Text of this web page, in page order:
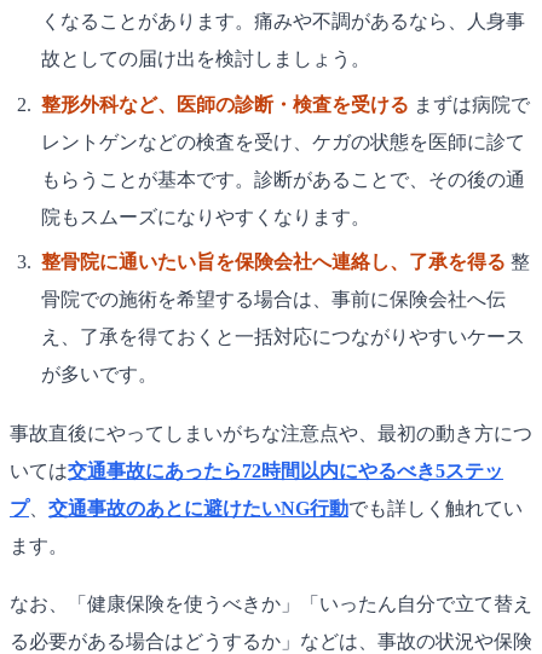
くなることがあります。痛みや不調があるなら、人身事
故としての届け出を検討しましょう。
整形外科など、医師の診断・検査を受ける まずは病院で
レントゲンなどの検査を受け、ケガの状態を医師に診て
もらうことが基本です。診断があることで、その後の通
院もスムーズになりやすくなります。
整骨院に通いたい旨を保険会社へ連絡し、了承を得る 整
骨院での施術を希望する場合は、事前に保険会社へ伝
え、了承を得ておくと一括対応につながりやすいケース
が多いです。
事故直後にやってしまいがちな注意点や、最初の動き方につ
いては交通事故にあったら72時間以内にやるべき5ステッ
プ、 交通事故のあとに避けたいNG行動でも詳しく触れてい
ます。
なお、「健康保険を使うべきか」「いったん自分で立て替え
る必要がある場合はどうするか」などは、事故の状況や保険